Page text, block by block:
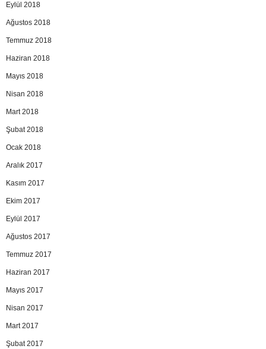
Eylül 2018
Ağustos 2018
Temmuz 2018
Haziran 2018
Mayıs 2018
Nisan 2018
Mart 2018
Şubat 2018
Ocak 2018
Aralık 2017
Kasım 2017
Ekim 2017
Eylül 2017
Ağustos 2017
Temmuz 2017
Haziran 2017
Mayıs 2017
Nisan 2017
Mart 2017
Şubat 2017